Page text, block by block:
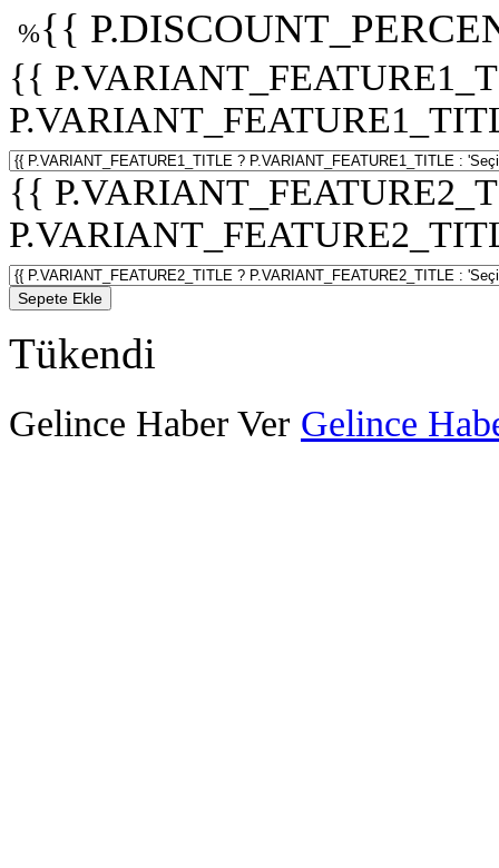
%{{
{{
{{
Sepete Ekle
Tükendi
Gelince Haber Ver Gelince